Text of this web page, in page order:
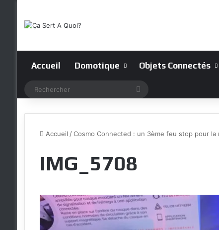
Accueil Domotique Objets Connectés
Accueil / Cosmo Connected : un 3ème feu stop pour la
IMG_5708